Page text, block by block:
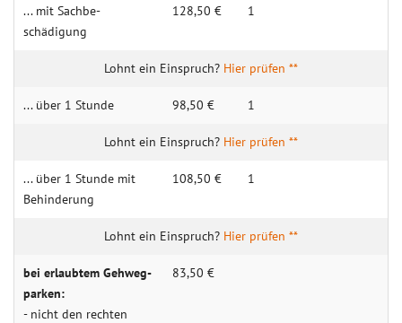
... mit Sachbe­
schädigung
128,50 € 1
Hier prüfen **
... über 1 Stunde 98,50 € 1
Hier prüfen **
... über 1 Stunde mit
Behin­­derung
108,50 € 1
Hier prüfen **
bei erlaubtem Gehweg­­
parken:
- nicht den rechten
83,50 €